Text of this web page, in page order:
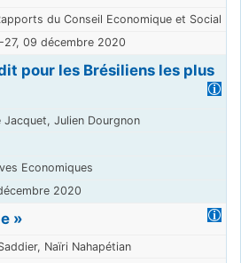
du Conseil Economique et Social
09 décembre 2020
pour les Brésiliens les plus
Jacquet, Julien Dourgnon
Economiques
2020
»
Naïri Nahapétian